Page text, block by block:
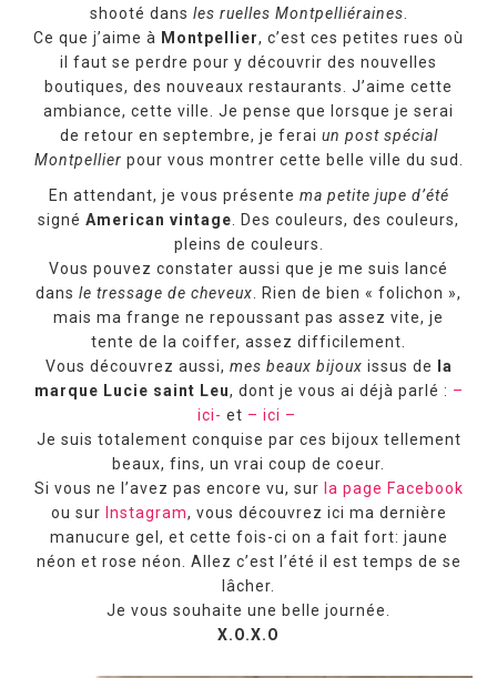
shooté dans les ruelles Montpelliéraines
Ce que j’aime à Montpellier, c’est ces petites rues où
il faut se perdre pour y découvrir des nouvelles
boutiques, des nouveaux restaurants. J’aime cette
ambiance, cette ville. Je pense que lorsque je serai
de retour en septembre, je ferai un post spécial
Montpellier pour vous montrer cette belle ville du sud.
En attendant, je vous présente ma petite jupe d’été
signé American vintage . Des couleurs, des couleurs,
pleins de couleurs.
Vous pouvez constater aussi que je me suis lancé
dans le tressage de cheveux . Rien de bien « folichon »,
mais ma frange ne repoussant pas assez vite, je
tente de la coiffer, assez difficilement.
Vous découvrez aussi, mes beaux bijoux issus de la
marque Lucie saint Leu, dont je vous ai déjà parlé : –
ici- et – ici –
Je suis totalement conquise par ces bijoux tellement
beaux, fins, un vrai coup de coeur.
Si vous ne l’avez pas encore vu, sur la page Facebook
ou sur Instagram, vous découvrez ici ma dernière
manucure gel, et cette fois-ci on a fait fort: jaune
néon et rose néon. Allez c’est l’été il est temps de se
lâcher.
Je vous souhaite une belle journée.
X.O.X.O